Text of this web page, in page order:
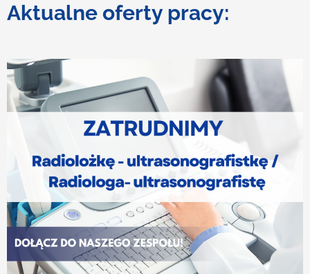
Aktualne oferty pracy: